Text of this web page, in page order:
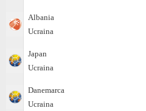
Albania
Ucraina
Japan
Ucraina
Danemarca
Ucraina